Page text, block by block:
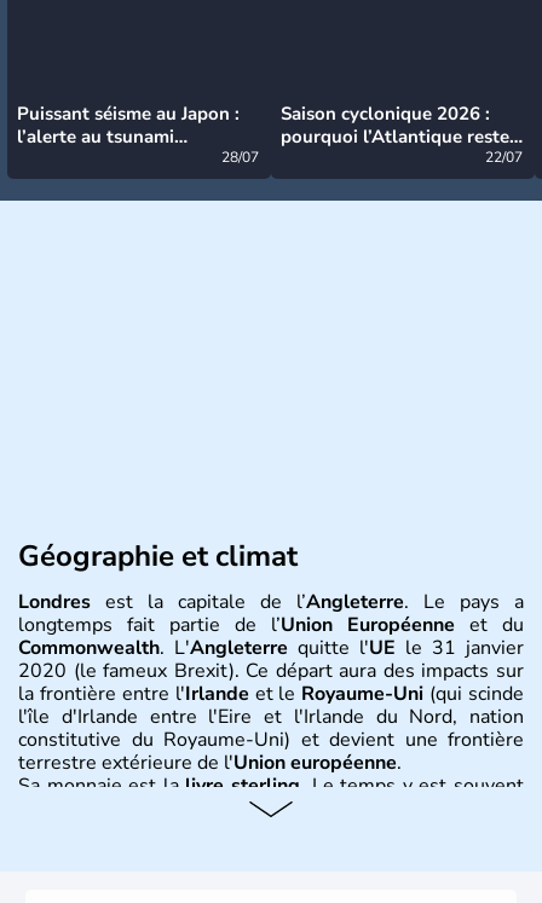
Puissant séisme au Japon :
l’alerte au tsunami
28/07
Saison cyclonique 2026 :
pourquoi l’Atlantique reste
22/07
Géographie et climat
Londres est la capitale de l’Angleterre. Le pays a
longtemps fait partie de l’Union Européenne et du
Commonwealth. L'Angleterre quitte l'UE le 31 janvier
2020 (le fameux Brexit). Ce départ aura des impacts sur
la frontière entre l'Irlande et le Royaume-Uni (qui scinde
l'île d'Irlande entre l'Eire et l'Irlande du Nord, nation
constitutive du Royaume-Uni) et devient une frontière
terrestre extérieure de l'Union européenne.
Sa monnaie est lalivre sterling . Le temps y est souvent
instable avec de nombreuses précipitations : il s’agit d’un